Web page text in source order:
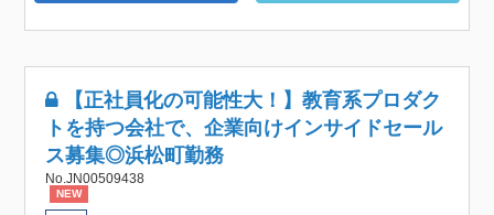
【正社員化の可能性大！】教育系プロダク
トを持つ会社で、企業向けインサイドセール
ス募集◎浜松町勤務
No.JN00509438
NEW